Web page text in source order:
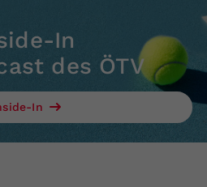
In
des ÖTV
In